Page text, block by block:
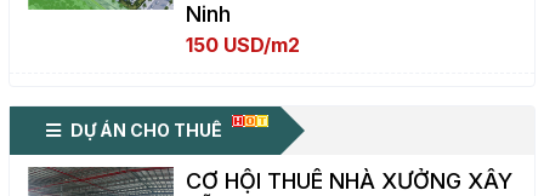
Ninh
150 USD/m2
DỰ ÁN CHO THUÊ
CƠ HỘI THUÊ NHÀ XƯỞNG XÂY